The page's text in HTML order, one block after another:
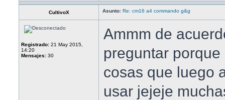
CultivoX Asunto: Re: cm16 a4 commando g&g
Registrado: 21 May 2015,
14:20
Mensajes: 30
Ammm de
preguntar
cosas que luego
usar jejeje